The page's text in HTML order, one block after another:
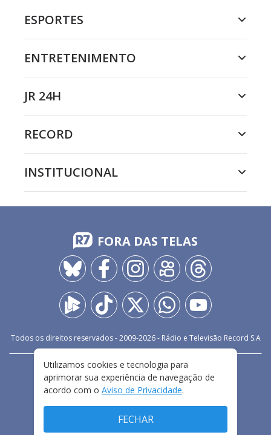
ESPORTES
ENTRETENIMENTO
JR 24H
RECORD
INSTITUCIONAL
FORA DAS TELAS
Todos os direitos reservados - 2009-2026- Rádio e Televisão Record S.A
FALE CONOSCO
PRIVACIDADE
TERMOS E CONDIÇÕES DE USO
Utilizamos cookies e tecnologia para
aprimorar sua experiência de navegação de
acordo com o Aviso de Privacidade.
FECHAR